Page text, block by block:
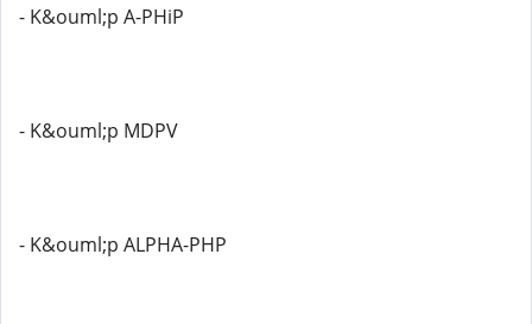
- K&ouml;p A-PHiP
- K&ouml;p MDPV
- K&ouml;p ALPHA-PHP